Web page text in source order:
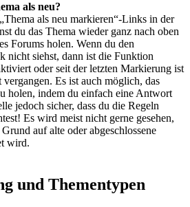
als neu?
als neu markieren“-Links in der
du das Thema wieder ganz nach oben
Forums holen. Wenn du den
nicht siehst, dann ist die Funktion
oder seit der letzten Markierung ist
Es ist auch möglich, das
holen, indem du einfach eine Antwort
jedoch sicher, dass du die Regeln
Es wird meist nicht gerne gesehen,
auf alte oder abgeschlossene
wird.
und Thementypen